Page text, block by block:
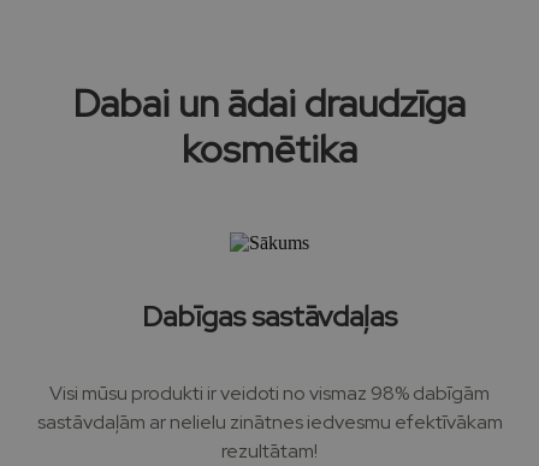
Dabai un ādai draudzīga
kosmētika
Dabīgas sastāvdaļas
Visi mūsu produkti ir veidoti no vismaz 98% dabīgām
sastāvdaļām ar nelielu zinātnes iedvesmu efektīvākam
rezultātam!